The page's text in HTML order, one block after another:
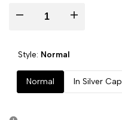
I18n
Missing
I18n
Missing
Style: Normal
Normal In Silver Cap